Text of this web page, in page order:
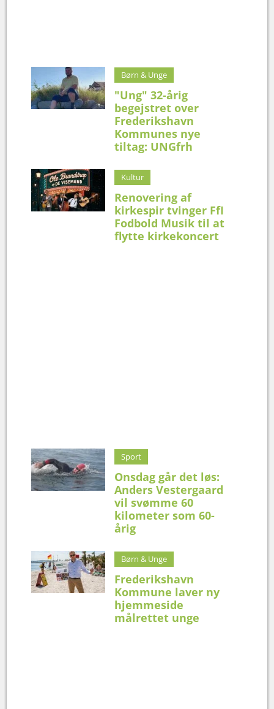
Børn & Unge
"Ung" 32-årig
begejstret over
Frederikshavn
Kommunes nye
tiltag: UNGfrh
Kultur
Renovering af
kirkespir tvinger FfI
Fodbold Musik til at
flytte kirkekoncert
Sport
Onsdag går det løs:
Anders Vestergaard
vil svømme 60
kilometer som 60-
årig
Børn & Unge
Frederikshavn
Kommune laver ny
hjemmeside
målrettet unge